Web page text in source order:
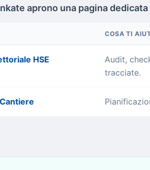
aprono una pagina
COSA TI
HSE
Audit,
tracciate.